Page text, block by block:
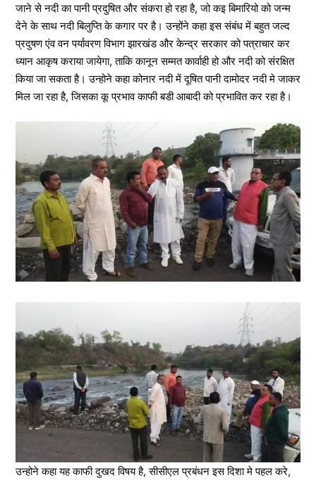
जाने से नदी का पानी प्रदुषित और संकरा हो रहा है, जो कइ बिमारियो को जन्म
देने के साथ नदी बिलुप्ति के कगार पर है। उन्होंने कहा इस संबंध में बहुत जल्द
प्रदुषण एंव वन पर्यावरण विभाग झारखंड और केन्द्र सरकार को पत्राचार कर
ध्यान आकृष कराया जायेगा, ताकि कानून सम्मत कार्वाही हो और नदी को संरक्षित
किया जा सकता है। उन्होने कहा कोनार नदी में दूषित पानी दामोदर नदी मे जाकर
मिल जा रहा है, जिसका कू प्रभाव काफी बडी आबादी को प्रभावित कर रहा है।
उन्होने कहा यह काफी दुखद विषय है, सीसीएल प्रबंधन इस दिशा मे पहल करे,